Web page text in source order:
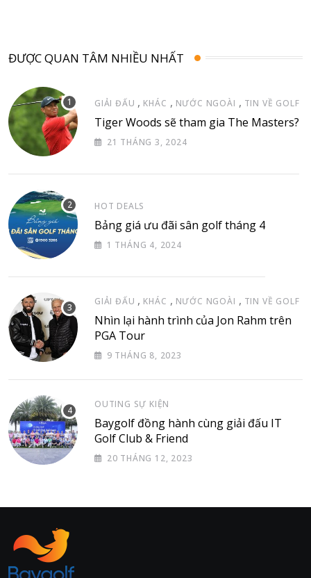
ĐƯỢC QUAN TÂM NHIỀU NHẤT
GIẢI ĐẤU , KHÁC , NƯỚC NGOÀI , TIN VỀ GOLF
Tiger Woods sẽ tham gia The Masters?
21 THÁNG 3, 2024
HOT DEALS
Bảng giá ưu đãi sân golf tháng 4
1 THÁNG 4, 2024
GIẢI ĐẤU , KHÁC , NƯỚC NGOÀI , TIN VỀ GOLF
Nhìn lại hành trình của Jon Rahm trên
PGA Tour
9 THÁNG 8, 2023
OUTING SỰ KIỆN
Baygolf đồng hành cùng giải đấu IT
Golf Club & Friend
20 THÁNG 12, 2023